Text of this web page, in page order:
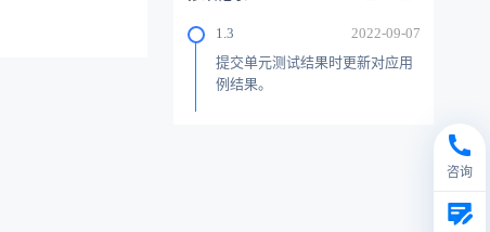
1.3
2022-09-07
提交单元测试结果时更新对应用
例结果。
咨询